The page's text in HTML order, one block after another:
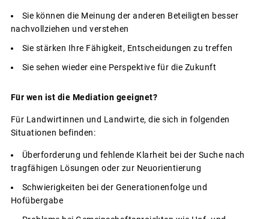
Sie können die Meinung der anderen Beteiligten besser
nachvollziehen und verstehen
Sie stärken Ihre Fähigkeit, Entscheidungen zu treffen
Sie sehen wieder eine Perspektive für die Zukunft
Für wen ist die Mediation geeignet?
Für Landwirtinnen und Landwirte, die sich in folgenden
Situationen befinden:
Überforderung und fehlende Klarheit bei der Suche nach
tragfähigen Lösungen oder zur Neuorientierung
Schwierigkeiten bei der Generationenfolge und
Hofübergabe